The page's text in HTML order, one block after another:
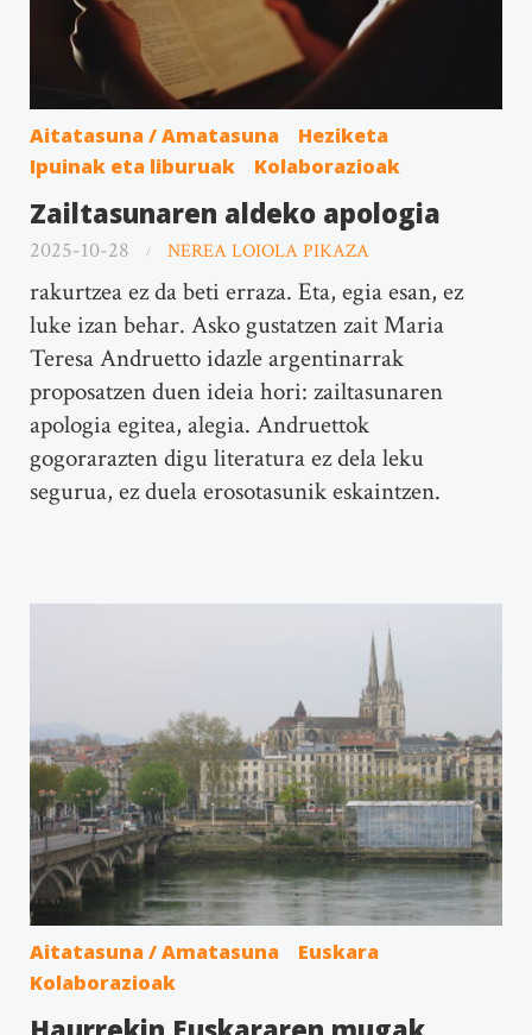
Aitatasuna / Amatasuna
Heziketa
Ipuinak eta liburuak
Kolaborazioak
Zailtasunaren aldeko apologia
2025-10-28 NEREA LOIOLA PIKAZA
rakurtzea ez da beti erraza. Eta, egia esan, ez
luke izan behar. Asko gustatzen zait Maria
Teresa Andruetto idazle argentinarrak
proposatzen duen ideia hori: zailtasunaren
apologia egitea, alegia. Andruettok
gogorarazten digu literatura ez dela leku
segurua, ez duela erosotasunik eskaintzen.
Aitatasuna / Amatasuna
Euskara
Kolaborazioak